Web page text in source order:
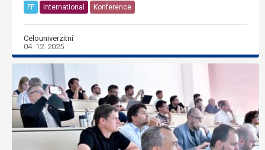
FF International Konference
Celouniverzitní
04. 12. 2025